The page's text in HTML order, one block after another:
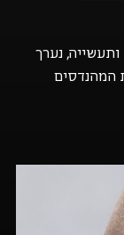
נערך
המהנדסים